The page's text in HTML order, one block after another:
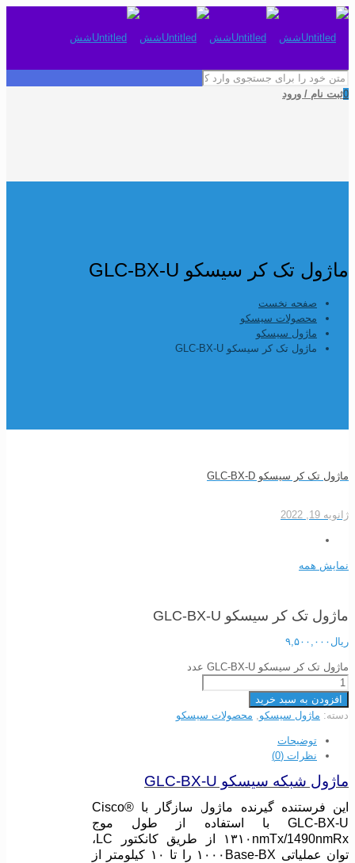
0ثبت نام / ورود
ماژول تک کر سیسکو GLC-BX-U
صفحه نخست
محصولات سیسکو
ماژول سیسکو
ماژول تک کر سیسکو GLC-BX-U
ماژول تک کر سیسکو GLC-BX-D
ژانویه 19, 2022
نمایش همه
ماژول تک کر سیسکو GLC-BX-U
ریال ۹,۵۰۰,۰۰۰
ماژول تک کر سیسکو GLC-BX-U عدد
افزودن به سبد خرید
دسته: ماژول سیسکو, محصولات سیسکو
توضیحات
نظرات (0)
ماژول شبکه سیسکو GLC-BX-U
این فرستنده گیرنده ماژول سازگار با Cisco®
GLC-BX-U با استفاده از طول موج
۱۳۱۰nmTx/1490nmRx از طریق کانکتور LC،
توان عملیاتی ۱۰۰۰Base-BX را تا ۱۰ کیلومتر از